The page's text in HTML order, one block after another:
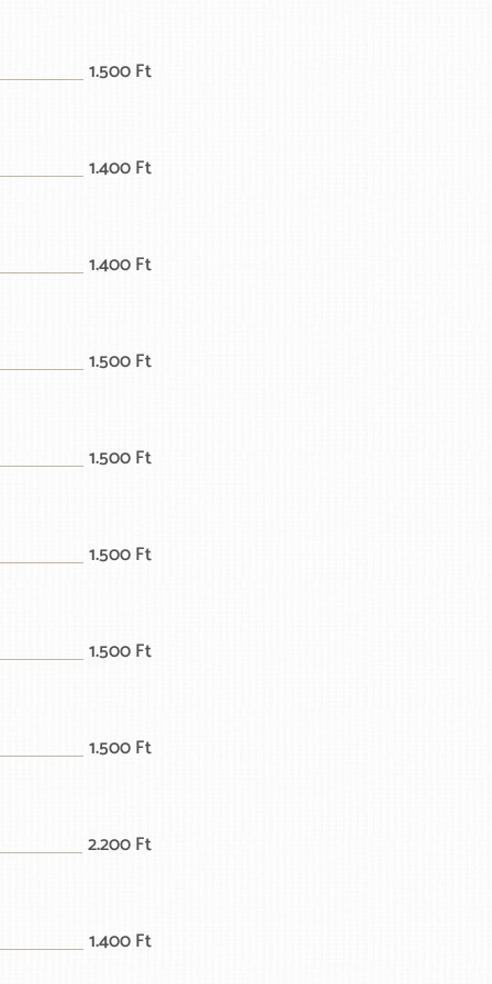
1.500 Ft
1.400 Ft
1.400 Ft
1.500 Ft
1.500 Ft
1.500 Ft
1.500 Ft
1.500 Ft
2.200 Ft
1.400 Ft